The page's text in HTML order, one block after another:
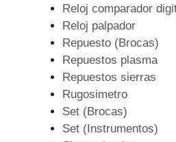
Reloj comparador
Reloj palpador
Repuesto (Brocas)
Repuestos plasma
Repuestos sierras
Rugosimetro
Set (Brocas)
Set (Instrumentos)